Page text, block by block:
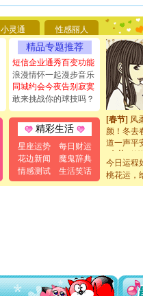
小灵通 性感丽人
精品专题推荐
短信企业通秀百变功能
浪漫情怀一起漫步音乐
同城约会今夜告别寂寞
敢来挑战你的球技吗？
精彩生活
星座运势
每日财运
花边新闻
魔鬼辞典
情感测试
生活笑话
断电。爱
你是我专
[元旦]如
起；二是
离。水晶
[元旦]当
泣，这痛
卖了。水
[春节] 风
颜！冬去
道一声平
[春节]
传
片叶子是
送你一棵
[圣诞节]
[元旦]看
断电。
今日运程
桃花运，